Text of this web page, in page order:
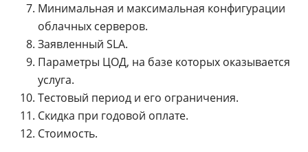
Минимальная и максимальная конфигурации
облачных серверов.
Заявленный SLA.
Параметры ЦОД, на базе которых оказывается
услуга.
Тестовый период и его ограничения.
Скидка при годовой оплате.
Стоимость.